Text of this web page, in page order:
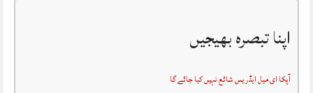
اپنا تبصرہ بھیجیں
آپکا ای میل ایڈریس شائع نہیں کیا جائے گا